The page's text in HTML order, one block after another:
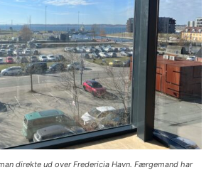
direkte ud over Fredericia Havn. Færgemand har